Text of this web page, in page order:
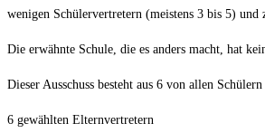
wenigen Schülervertretern (meistens 3 bis 5)
Die erwähnte Schule, die es anders macht, hat
Dieser Ausschuss besteht aus 6 von allen
6 gewählten Elternvertretern